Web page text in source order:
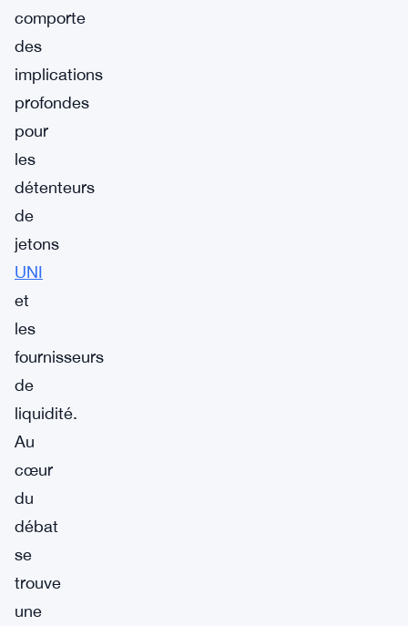
comporte
des
implications
profondes
pour
les
détenteurs
de
jetons
UNI
et
les
fournisseurs
de
liquidité.
Au
cœur
du
débat
se
trouve
une